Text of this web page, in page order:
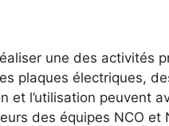
une des activités
plaques électriques,
et l’utilisation peuvent
des équipes NCO et